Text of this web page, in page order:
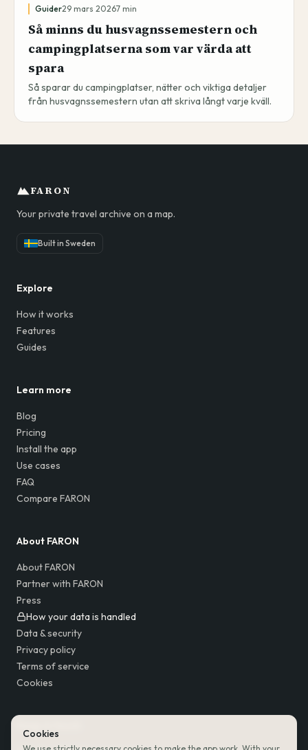
Guider29 mars 20267 min
Så minns du husvagnssemestern och
campingplatserna som var värda att
spara
Så sparar du campingplatser, nätter och viktiga detaljer
från husvagnssemestern utan att skriva långt varje kväll.
FARON
Your private travel archive on a map.
Built in Sweden
Explore
How it works
Features
Guides
Learn more
Blog
Pricing
Install the app
Use cases
FAQ
Compare FARON
About FARON
About FARON
Partner with FARON
Press
How your data is handled
Data & security
Privacy policy
Terms of service
Cookies
Cookies